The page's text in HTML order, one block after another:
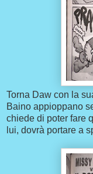
Torna Daw con la
Baino appioppano
chiede di poter fare
lui, dovrà portare a